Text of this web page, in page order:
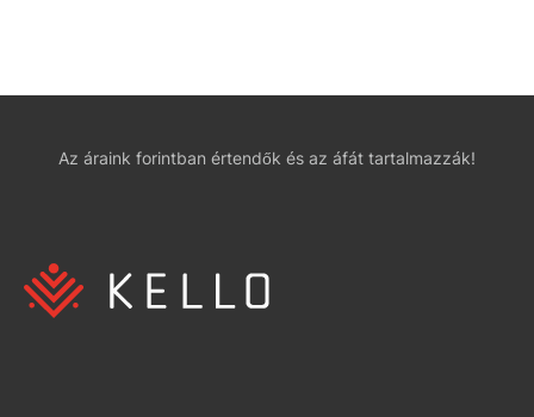
Az áraink forintban értendők és az áfát tartalmazzák!